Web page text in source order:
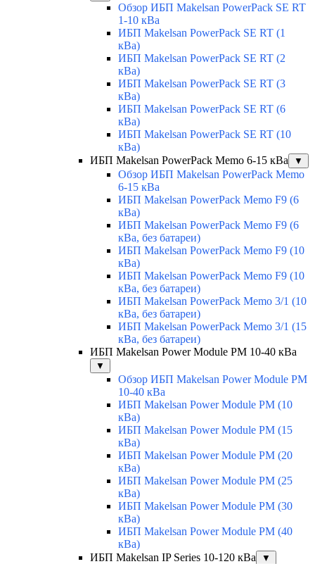
Обзор ИБП Makelsan PowerPack SE RT
1-10 кВа
ИБП Makelsan PowerPack SE RT (1
кВа)
ИБП Makelsan PowerPack SE RT (2
кВа)
ИБП Makelsan PowerPack SE RT (3
кВа)
ИБП Makelsan PowerPack SE RT (6
кВа)
ИБП Makelsan PowerPack SE RT (10
кВа)
ИБП Makelsan PowerPack Memo 6-15 кВа
▼
Обзор ИБП Makelsan PowerPack Memo
6-15 кВа
ИБП Makelsan PowerPack Memo F9 (6
кВа)
ИБП Makelsan PowerPack Memo F9 (6
кВа, без батареи)
ИБП Makelsan PowerPack Memo F9 (10
кВа)
ИБП Makelsan PowerPack Memo F9 (10
кВа, без батареи)
ИБП Makelsan PowerPack Memo 3/1 (10
кВа, без батареи)
ИБП Makelsan PowerPack Memo 3/1 (15
кВа, без батареи)
ИБП Makelsan Power Module PM 10-40 кВа
▼
Обзор ИБП Makelsan Power Module PM
10-40 кВа
ИБП Makelsan Power Module PM (10
кВа)
ИБП Makelsan Power Module PM (15
кВа)
ИБП Makelsan Power Module PM (20
кВа)
ИБП Makelsan Power Module PM (25
кВа)
ИБП Makelsan Power Module PM (30
кВа)
ИБП Makelsan Power Module PM (40
кВа)
ИБП Makelsan IP Series 10-120 кВа
▼